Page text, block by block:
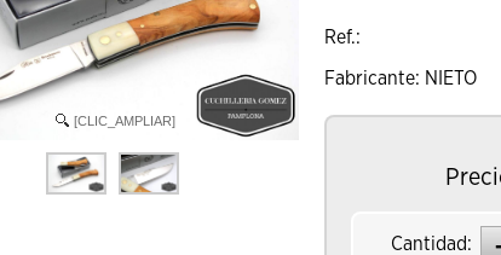
[CLIC_AMPLIAR]
Ref.:
Fabricante: NIETO
Cantidad: